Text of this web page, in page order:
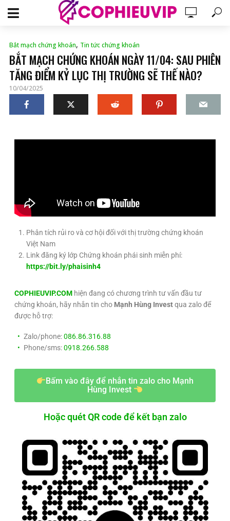
Bắt mạch chứng khoán, Tin tức chứng khoán
BẮT MẠCH CHỨNG KHOÁN NGÀY 11/04: SAU PHIÊN
TĂNG ĐIỂM KỶ LỤC THỊ TRƯỜNG SẼ THẾ NÀO?
10/04/2025
Phân tích rủi ro và cơ hội đối với thị trường chứng khoán
Việt Nam
Link đăng ký lớp Chứng khoán phái sinh miễn phí:
https://bit.ly/phaisinh4
COPHIEUVIP.COM hiện đang có chương trình tư vấn đầu tư
chứng khoán, hãy nhắn tin cho Mạnh Hùng Investqua zalo để
được hỗ trợ:
Zalo/phone:086.86.316.88
Phone/sms:0918.266.588
Bấm vào đây để nhắn tin zalo cho Mạnh
Hùng Invest
Hoặc quét QR code để kết bạn zalo